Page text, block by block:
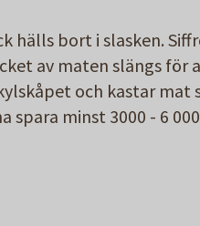
hälls bort i slasken.
av maten slängs för
och kastar mat
minst 3000 - 6